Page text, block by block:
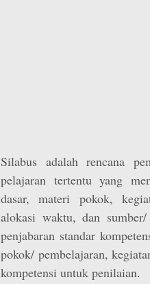
Silabus adalah rencana
pelajaran tertentu yang
dasar, materi pokok,
alokasi waktu, dan
penjabaran standar
pokok/ pembelajaran,
kompetensi untuk penilaian.